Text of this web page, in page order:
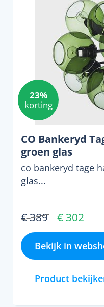
23%
korting
CO Bankeryd
groen glas
co bankeryd tage
glas...
€ 389 € 302
Bekijk in
Product